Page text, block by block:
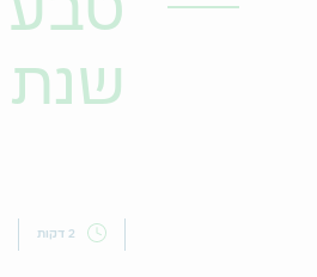
טבע
שנת 2018 - עיקרי ההודעה
2 דקות